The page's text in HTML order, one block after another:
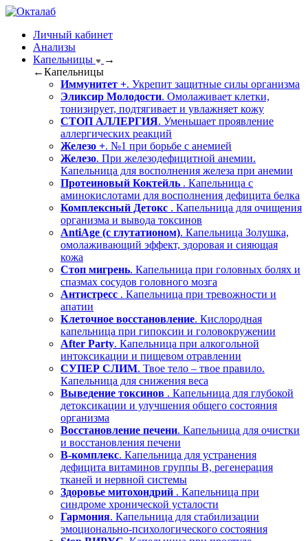
Личный кабинет
Анализы
Капельницы
→
←Капельницы
Иммунитет +. Укрепит защитные силы организма
Эликсир Молодости. Омолаживает клетки,
тонизирует, подтягивает и увлажняет кожу
СТОП АЛЛЕРГИЯ. Уменьшает проявление
аллергических реакций
Железо +. №1 при борьбе с анемией
Железо. При железодефицитной анемии.
Капельница для восполнения железа при анемии
Протеиновый Коктейль . Капельница с
аминокислотами для восполнения дефицита белка
Комплексный Детокс . Капельница для очищения
организма и вывода токсинов
AntiAge (с глутатионом). Капельница Золушка,
омолаживающий эффект, здоровая и сияющая
кожа
Стоп мигрень. Капельница при головных болях и
спазмах сосудов головного мозга
Антистресс . Капельница при тревожности и
апатии
Клеточное восстановление. Кислородная
капельница при гипоксии и головокружении
After Party. Капельница при алкогольной
интоксикации и пищевом отравлении
СУПЕР СЛИМ. Твое тело – твое правило.
Капельница для снижения веса
Выведение токсинов . Капельница для глубокой
детоксикации и улучшения общего состояния
организма
Восстановление печени. Капельница для очистки
и восстановления печени
В-комплекс. Капельница для устранения
дефицита витаминов группы В, регенерация
тканей и нервной системы
Здоровье митохондрий . Капельница при
синдроме хронической усталости
Гармония. Капельница для стабилизации
эмоционально-психологического состояния